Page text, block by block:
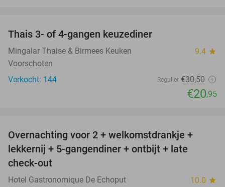
Thais 3- of 4-gangen keuzediner
Mingalar Thaise & Birmees Keuken 9.4 star
Voorschoten
Verkocht: 144
Regulier €30,50
€20,95
Overnachting voor 2 + welkomstdrankje +
lekkernij + 5-gangendiner + ontbijt + late
check-out
Hotel Gastronomique De Echoput 10.0 star